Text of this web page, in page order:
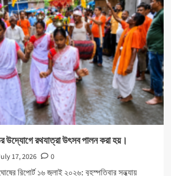
উদ্যোগে রথযাত্রা উৎসব পালন করা হয়।
17, 2026
0
রিপোর্ট ১৬ জুলাই ২০২৬: বৃহস্পতিবার সন্ধ্যায়